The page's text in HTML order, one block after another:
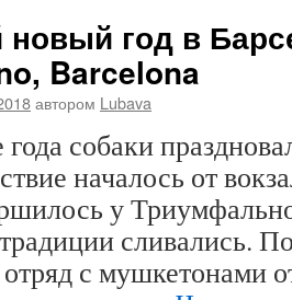
новый год в
Barcelona
автором Lubava
собаки
началось от
у
сливались.
с мушкетонами